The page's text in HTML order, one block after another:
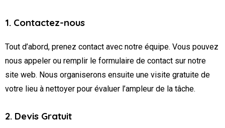
1. Contactez-nous
Tout d’abord, prenez contact avec notre équipe. Vous pouvez
nous appeler ou remplir le formulaire de contact sur notre
site web. Nous organiserons ensuite une visite gratuite de
votre lieu à nettoyer pour évaluer l’ampleur de la tâche.
2. Devis Gratuit